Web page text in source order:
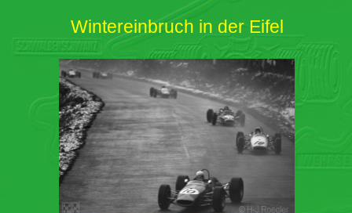
Wintereinbruch in der Eifel